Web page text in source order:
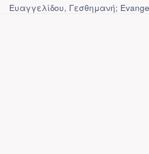
Ευαγγελίδου, Γεσθημανή;